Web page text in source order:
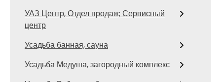
УАЗ Центр, Отдел продаж; Сервисный
центр
Усадьба банная, сауна
Усадьба Медуша, загородный комплекс